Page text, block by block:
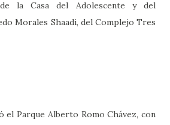
la Casa del Adolescente y del
Morales Shaadi, del Complejo Tres
el Parque Alberto Romo Chávez, con